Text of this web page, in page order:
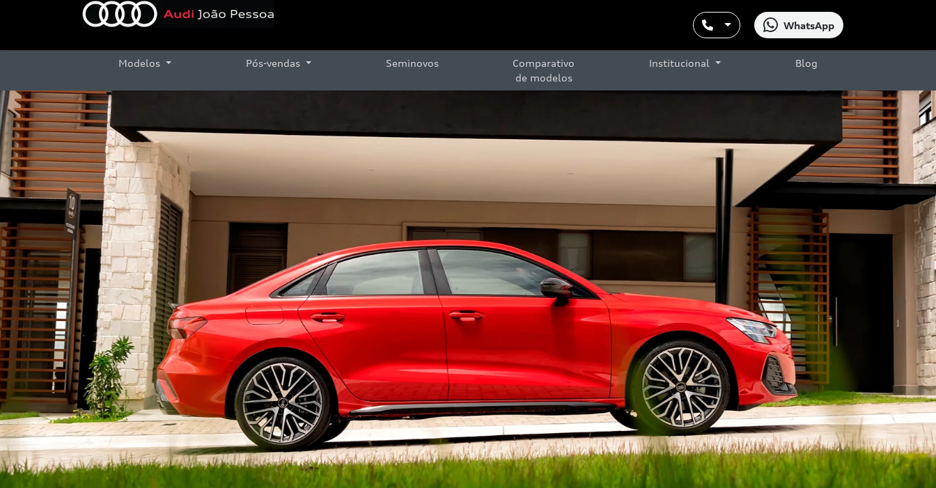
WhatsApp
Modelos Pós-vendas Seminovos
Comparativo
de modelos
Institucional Blog
Preferência de contato:
Whatsapp Telefone Email
Li e aceito aPolítica de Privacidadee concordo
em receber comunicações da concessionária.
Entrar em contato